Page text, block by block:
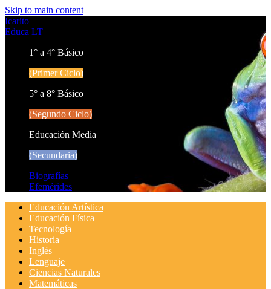
Skip to main content
Icarito
Educa LT
1° a 4° Básico
(Primer Ciclo)
5° a 8° Básico
(Segundo Ciclo)
Educación Media
(Secundaria)
Biografías
Efemérides
Educación Artística
Educación Física
Tecnología
Historia
Inglés
Lenguaje
Ciencias Naturales
Matemáticas